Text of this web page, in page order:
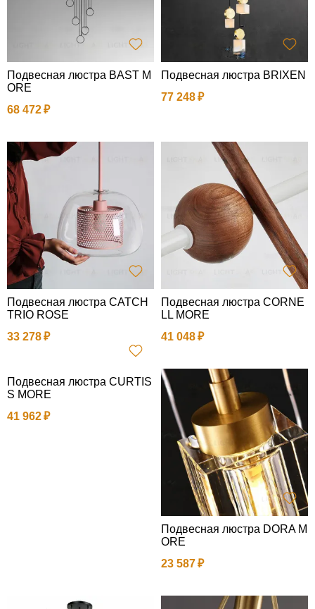
Подвесная люстра BAST M
ORE
68 472
Подвесная люстра BRIXEN
77 248
Подвесная люстра CATCH
TRIO ROSE
33 278
Подвесная люстра CORNE
LL MORE
41 048
Подвесная люстра CURTIS
S MORE
41 962
Подвесная люстра DORA M
ORE
23 587